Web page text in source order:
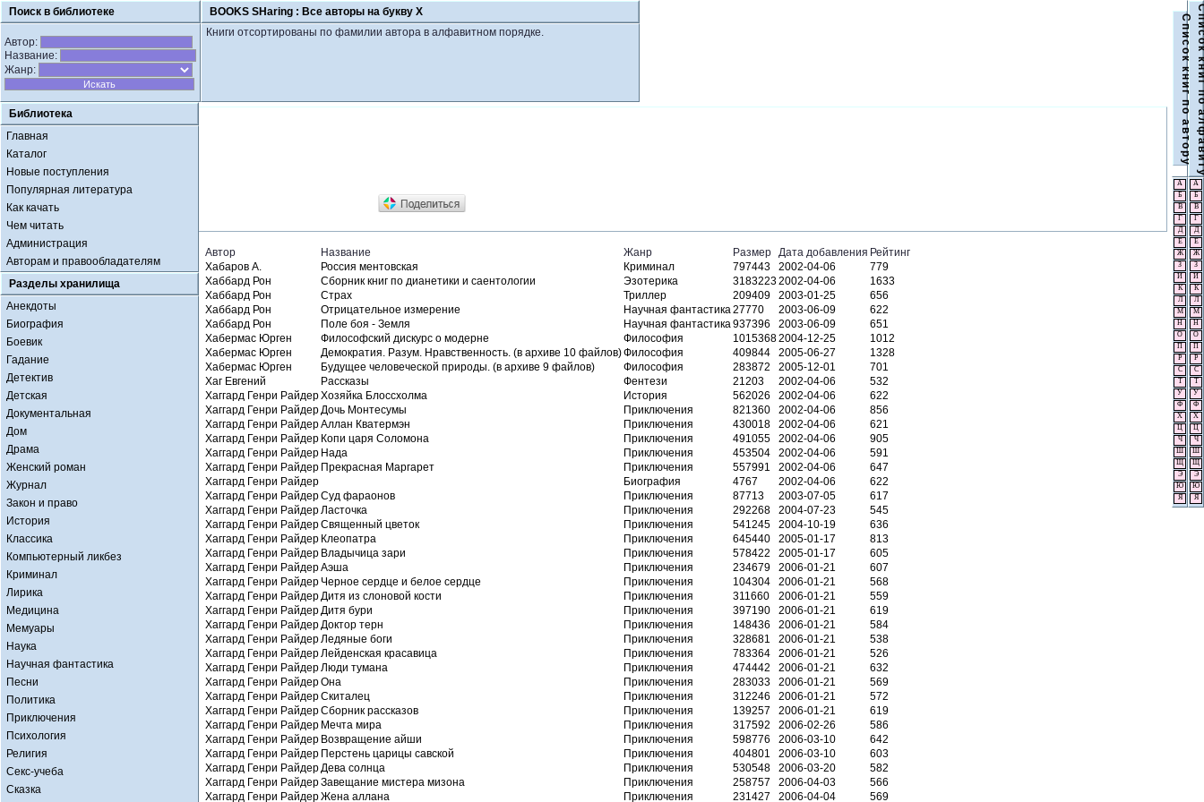
Поиск в библиотеке BOOKS SHaring : Все авторы на букву Х
Автор:
Название:
Жанр:
Книги отсортированы по фамилии автора в алфавитном порядке. С п и с о к к н и г п о а в т о р уС п и с о к к
А
Б
В
Г
Д
Е
Ж
З
И
К
Л
М
Н
О
П
Р
С
Т
У
Ф
Х
Ц
Ч
Ш
Щ
Э
Ю
Я
А
Б
В
Г
Д
Е
Ж
З
И
К
Л
М
Н
О
П
Р
С
Т
У
Ф
Х
Ц
Ч
Ш
Щ
Э
Ю
Я
Библиотека
Главная
Каталог
Новые поступления
Популярная литература
Как качать
Чем читать
Администрация
Авторам и правообладателям
Разделы хранилища
Анекдоты
Биография
Боевик
Гадание
Детектив
Детская
Документальная
Дом
Драма
Женский роман
Журнал
Закон и право
История
Классика
Компьютерный ликбез
Криминал
Лирика
Медицина
Мемуары
Наука
Научная фантастика
Песни
Политика
Приключения
Психология
Религия
Секс-учеба
Сказка
Автор Название Жанр Размер Дата добавления Рейтинг
Хабаров А.
Россия ментовская Криминал 797443 2002-04-06
779
Хаббард Рон
Сборник книг по дианетики и саентологии Эзотерика 31832232002-04-06
1633
Хаббард Рон
Страх Триллер 209409 2003-01-25
656
Хаббард Рон
Отрицательное измерение Научная фантастика27770 2003-06-09
622
Хаббард Рон
Поле боя - Земля Научная фантастика937396 2003-06-09
651
Хабермас Юрген
Философский дискурс о модерне Философия 10153682004-12-25
1012
Хабермас Юрген
Демократия. Разум. Нравственность. (в архиве 10 файлов)Философия 409844 2005-06-27
1328
Хабермас Юрген
Будущее человеческой природы. (в архиве 9 файлов) Философия 283872 2005-12-01
701
Хаг Евгений
Рассказы Фентези 21203 2002-04-06
532
Хаггард Генри РайдерХозяйка Блоссхолма История 562026 2002-04-06
622
Хаггард Генри РайдерДочь Монтесумы Приключения 821360 2002-04-06
856
Хаггард Генри РайдерАллан Кватермэн Приключения 430018 2002-04-06
621
Хаггард Генри Райдер Копи царя Соломона Приключения 491055 2002-04-06
905
Хаггард Генри Райдер Нада Приключения 453504 2002-04-06
591
Хаггард Генри Райдер Прекрасная Маргарет Приключения 557991 2002-04-06
647
Хаггард Генри Райдер
Биография 4767 2002-04-06
622
Хаггард Генри РайдерСуд фараонов Приключения 87713 2003-07-05
617
Хаггард Генри РайдерЛасточка Приключения 292268 2004-07-23
545
Хаггард Генри РайдерСвященный цветок Приключения 541245 2004-10-19
636
Хаггард Генри Райдер Клеопатра Приключения 645440 2005-01-17
813
Хаггард Генри Райдер Владычица зари Приключения 578422 2005-01-17
605
Хаггард Генри РайдерАэша Приключения 234679 2006-01-21
607
Хаггард Генри Райдер Черное сердце и белое сердце Приключения 104304 2006-01-21
568
Хаггард Генри РайдерДитя из слоновой кости Приключения 311660 2006-01-21
559
Хаггард Генри РайдерДитя бури Приключения 397190 2006-01-21
619
Хаггард Генри РайдерДоктор терн Приключения 148436 2006-01-21
584
Хаггард Генри РайдерЛедяные боги Приключения 328681 2006-01-21
538
Хаггард Генри РайдерЛейденская красавица Приключения 783364 2006-01-21
526
Хаггард Генри РайдерЛюди тумана Приключения 474442 2006-01-21
632
Хаггард Генри РайдерОна Приключения 283033 2006-01-21
569
Хаггард Генри РайдерСкиталец Приключения 312246 2006-01-21
572
Хаггард Генри РайдерСборник рассказов Приключения 139257 2006-01-21
619
Хаггард Генри Райдер Мечта мира Приключения 317592 2006-02-26
586
Хаггард Генри Райдер Возвращение айши Приключения 598776 2006-03-10
642
Хаггард Генри Райдер Перстень царицы савской Приключения 404801 2006-03-10
603
Хаггард Генри РайдерДева солнца Приключения 530548 2006-03-20
582
Хаггард Генри РайдерЗавещание мистера мизона Приключения 258757 2006-04-03
566
Хаггард Генри РайдерЖена аллана Приключения 231427 2006-04-04 569